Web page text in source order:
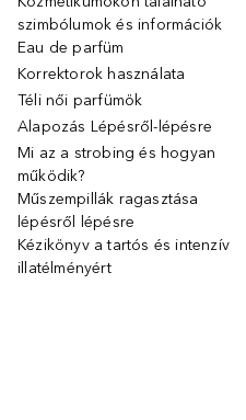
szimbólumok és információk
Eau de parfüm
Korrektorok használata
Téli női parfümök
Alapozás Lépésről-lépésre
Mi az a strobing és hogyan
működik?
Műszempillák ragasztása
lépésről lépésre
Kézikönyv a tartós és intenzív
illatélményért